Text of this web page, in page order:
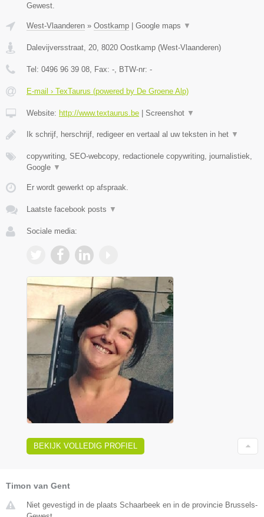
Gewest.
West-Vlaanderen » Oostkamp Google maps ▼
Dalevijversstraat, 20, 8020 Oostkamp (West-Vlaanderen)
Tel: 0496 96 39 08, Fax: -, BTW-nr: -
E-mail › TexTaurus (powered by De Groene Alp)
Website: http://www.textaurus.be Screenshot ▼
Ik schrijf, herschrijf, redigeer en vertaal al uw teksten in het ▼
copywriting, SEO-webcopy, redactionele copywriting, journalistiek,
Google ▼
Er wordt gewerkt op afspraak.
Laatste facebook posts ▼
Sociale media:
BEKIJK VOLLEDIG PROFIEL
Timon van Gent
Niet gevestigd in de plaats Schaarbeek en in de provincie Brussels-